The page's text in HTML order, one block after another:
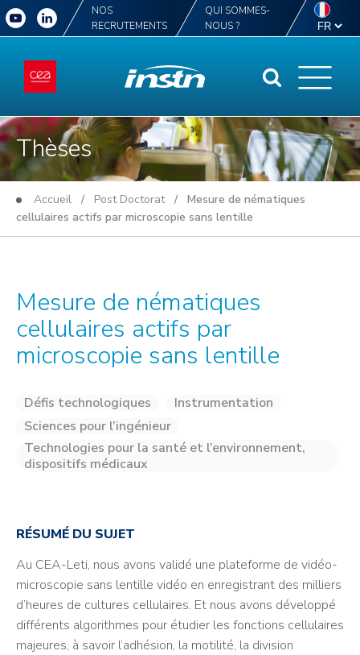
NOS
RECRUTEMENTS
QUI SOMMES-
NOUS ?
Thèses
Accueil / Post Doctorat/ Mesure de nématiques
cellulaires actifs par microscopie sans lentille
Mesure de nématiques
cellulaires actifs par
microscopie sans lentille
Défis technologiques
Instrumentation
Sciences pour l’ingénieur
Technologies pour la santé et l’environnement,
dispositifs médicaux
RÉSUMÉ DU SUJET
Au CEA-Leti, nous avons validé une plateforme de vidéo-
microscopie sans lentille vidéo en enregistrant des milliers
d’heures de cultures cellulaires. Et nous avons développé
différents algorithmes pour étudier les fonctions cellulaires
majeures, à savoir l’adhésion, la motilité, la division